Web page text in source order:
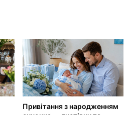
Привітання з народженням